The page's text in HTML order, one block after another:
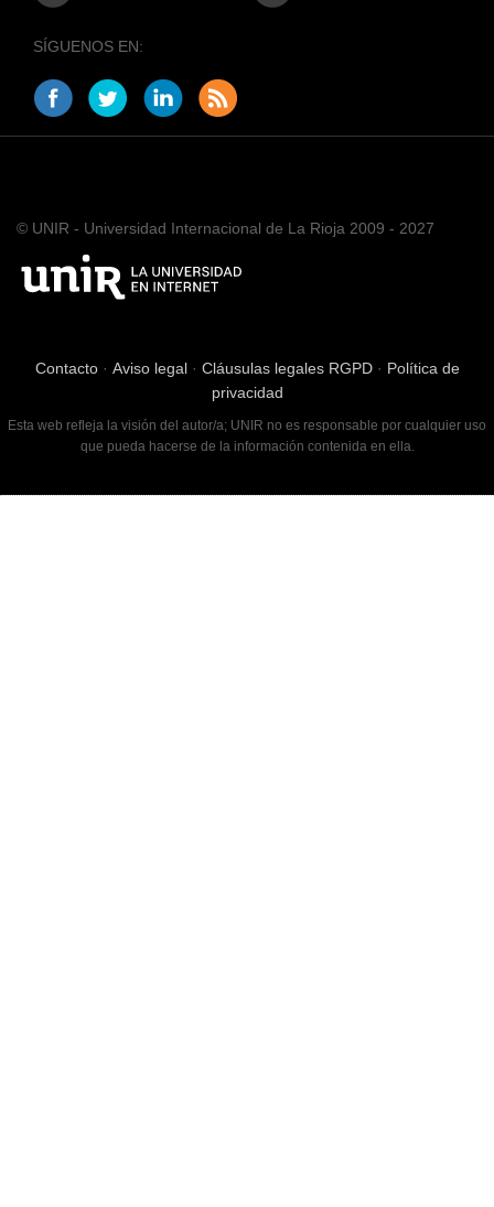
SÍGUENOS EN:
© UNIR - Universidad Internacional de La Rioja 2009 - 2027
Contacto· Aviso legal· Cláusulas legales RGPD· Política de
privacidad
Esta web refleja la visión del autor/a; UNIR no es responsable por cualquier uso
que pueda hacerse de la información contenida en ella.